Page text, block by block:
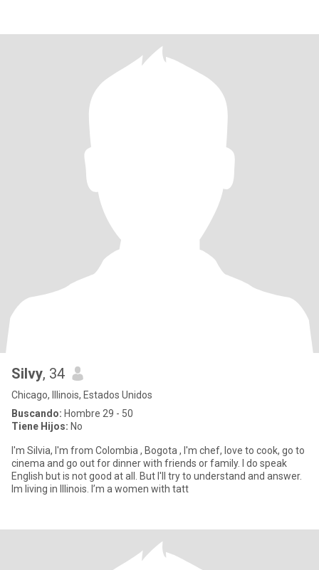
Silvy, 34
Chicago, Illinois, Estados Unidos
Buscando: Hombre 29 - 50
Tiene Hijos: No
I'm Silvia, I'm from Colombia , Bogota , I'm chef, love to cook, go to
cinema and go out for dinner with friends or family. I do speak
English but is not good at all. But I'll try to understand and answer.
Im living in Illinois. I’m a women with tatt